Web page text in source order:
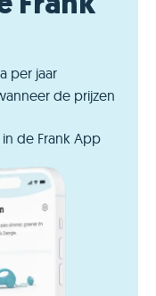
per jaar
de prijzen
de Frank App